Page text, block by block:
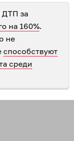
ДТП за
на 160%.
не
способствуют
среди